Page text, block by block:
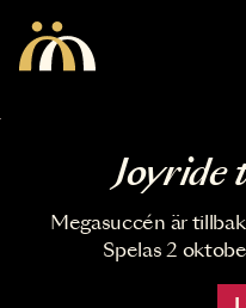
Joyride
Megasuccén är
Spelas 2